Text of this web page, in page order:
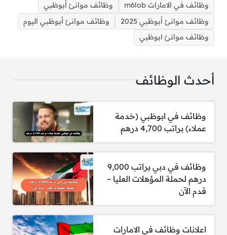
وظائف موانئ أبوظبي للمواطنين وغيرهم برواتب عالية
الوظائف:
2. مسؤول إداري تنفيذي – وحدة الاستراتيجية
(مواطن إماراتي)
وظائف في الامارات m6lob
وظائف موانئ أبوظبي
وظائف موانئ أبوظبي 2025
وظائف موانئ أبوظبي اليوم
وظائف موانئ ابوظبي
أحدث الوظائف
وظائف في ابوظبي (خدمة
عملاء) براتب 4,700 درهم
وظائف في دبي براتب 9,000
درهم لحملة المؤهلات العليا –
قدم الآن
اعلانات وظائف في الامارات